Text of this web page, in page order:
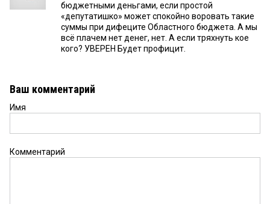
бюджетными деньгами, если простой
«депутатишко» может спокойно воровать такие
суммы при дифеците Областного бюджета. А мы
всё плачем нет денег, нет. А если тряхнуть кое
кого? УВЕРЕН Будет профицит.
Ваш комментарий
Имя
Комментарий